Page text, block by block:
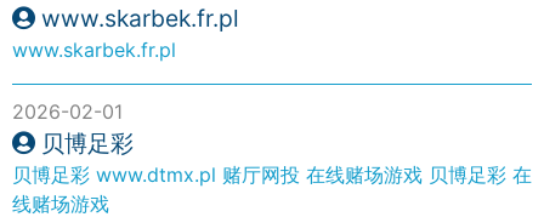
www.skarbek.fr.pl
www.skarbek.fr.pl
2026-02-01
贝博足彩
贝博足彩 www.dtmx.pl 赌厅网投 在线赌场游戏 贝博足彩 在
线赌场游戏